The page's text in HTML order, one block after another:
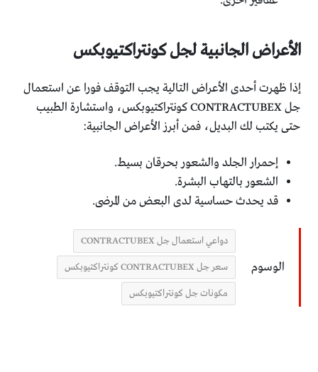
الأعراض الجانبية لجل كونتراكتيوبكس
إذا ظهرت أحدى الأعراض التالية يجب التوقف فورا عن استعمال
جل CONTRACTUBEX كونتراكتيوبكس، واستشارة الطبيب
حتى يكتب لك البديل، فمن أبرز الأعراض الجانبية:
إحمرار الجلد والشعور بحرقان بسيط.
الشعور بالتهاب البشرة.
قد يحدث حساسية لدى البعض من المرضى.
الوسوم
دواعي استعمال جل CONTRACTUBEX
سعر جل CONTRACTUBEX كونتراكتيوبكس
مكونات جل كونتراكتيوبكس